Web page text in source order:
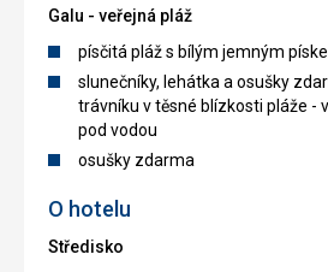
Galu - veřejná pláž
písčitá pláž s bílým jemným
slunečníky, lehátka a osušky
trávníku v těsné blízkosti pláže -
pod vodou
osušky zdarma
O hotelu
Středisko